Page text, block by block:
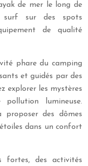
de mer le long de
surf sur des spots
de qualité
phare du camping
et guidés par des
explorer les mystères
lumineuse.
proposer des dômes
dans un confort
fortes, des activités